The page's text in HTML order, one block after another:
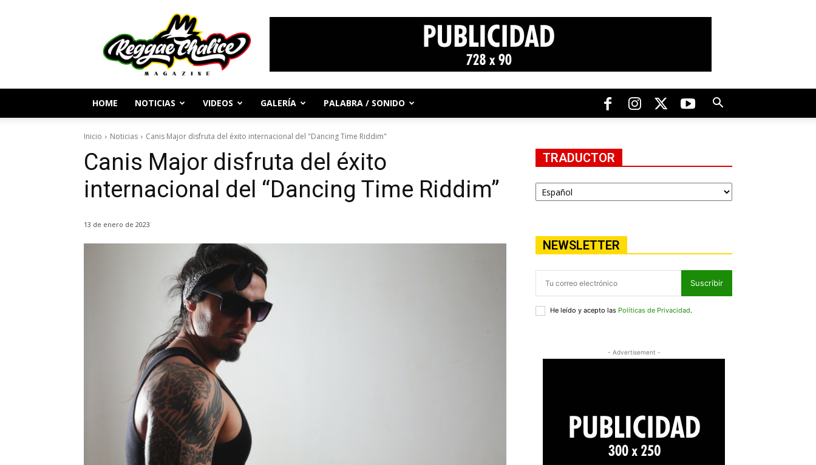
Periodismo
y
Cultura
Reggae
HOME NOTICIAS VIDEOS GALERÍA PALABRA / SONIDO
Inicio Noticias Canis Major disfruta del éxito internacional del "Dancing Time Riddim"
Canis Major disfruta del éxito
internacional del “Dancing Time Riddim”
13 de enero de 2023
TRADUCTOR
NEWSLETTER
Suscribir
He leído y acepto las Políticas de Privacidad.
- Advertisement -